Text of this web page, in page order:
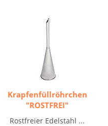
Krapfenfüllröhrchen
"ROSTFREI"
Rostfreier Edelstahl ...